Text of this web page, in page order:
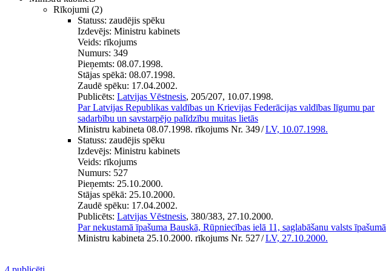
Rīkojumi (2)
Statuss: zaudējis spēku
Izdevējs: Ministru kabinets
Veids: rīkojums
Numurs: 349
Pieņemts: 08.07.1998.
Stājas spēkā: 08.07.1998.
Zaudē spēku: 17.04.2002.
Publicēts: Latvijas Vēstnesis, 205/207, 10.07.1998.
Par Latvijas Republikas valdības un Krievijas Federācijas valdības līgumu par
sadarbību un savstarpējo palīdzību muitas lietās
Ministru kabineta 08.07.1998. rīkojums Nr. 349/LV, 10.07.1998.
Statuss: zaudējis spēku
Izdevējs: Ministru kabinets
Veids: rīkojums
Numurs: 527
Pieņemts: 25.10.2000.
Stājas spēkā: 25.10.2000.
Zaudē spēku: 17.04.2002.
Publicēts: Latvijas Vēstnesis, 380/383, 27.10.2000.
Par nekustamā īpašuma Bauskā, Rūpniecības ielā 11, saglabāšanu valsts īpašumā
Ministru kabineta 25.10.2000. rīkojums Nr. 527/LV, 27.10.2000.